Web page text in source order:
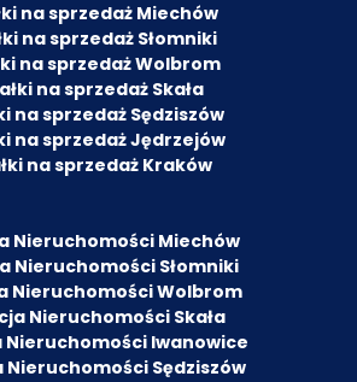
na sprzedaż Miechów
na sprzedaż Słomniki
na sprzedaż Wolbrom
na sprzedaż Skała
na sprzedaż Sędziszów
na sprzedaż Jędrzejów
na sprzedaż Kraków
Nieruchomości Miechów
Nieruchomości Słomniki
Nieruchomości Wolbrom
Nieruchomości Skała
Nieruchomości Iwanowice
Nieruchomości Sędziszów